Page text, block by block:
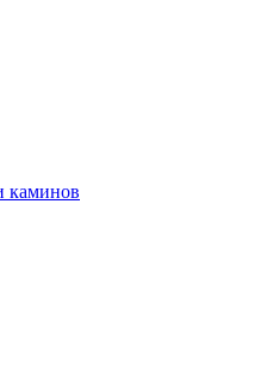
каминов